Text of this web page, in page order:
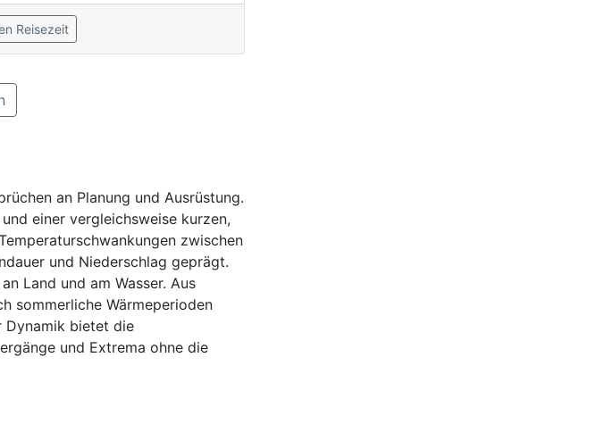
Reisezeit
an Planung und Ausrüstung.
einer vergleichsweise kurzen,
zwischen
und Niederschlag geprägt.
Land und am Wasser. Aus
sommerliche Wärmeperioden
Dynamik bietet die
und Extrema ohne die